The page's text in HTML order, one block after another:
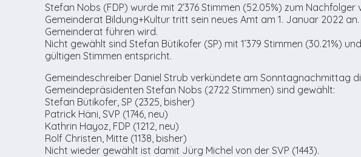
Stefan Nobs (FDP) wurde mit 2’376 Stimmen (52.05%) zum
Gemeinderat Bildung+Kultur tritt sein neues Amt am 1. Januar 2022
Gemeinderat führen wird.
Nicht gewählt sind Stefan Bütikofer (SP) mit 1’379 Stimmen (30.21%)
gültigen Stimmen entspricht.
Gemeindeschreiber Daniel Strub verkündete am Sonntagnachmittag
Gemeindepräsidenten Stefan Nobs (2722 Stimmen) sind gewählt:
Stefan Bütikofer, SP (2325, bisher)
Patrick Häni, SVP (1746, neu)
Kathrin Hayoz, FDP (1212, neu)
Rolf Christen, Mitte (1138, bisher)
Nicht wieder gewählt ist damit Jürg Michel von der SVP (1443).